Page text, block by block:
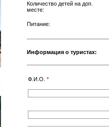
Количество детей на доп.
месте:
Питание:
Информация о туристах:
Ф.И.О. *